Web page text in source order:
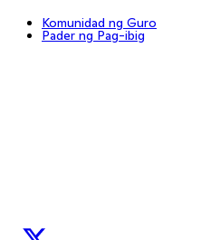
Komunidad ng Guro
Pader ng Pag-ibig
X